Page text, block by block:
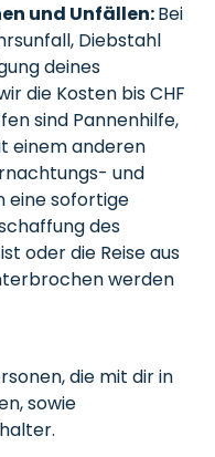
und Unfällen:Bei
Diebstahl
deines
die Kosten bis CHF
sind Pannenhilfe,
einem anderen
und
eine sofortige
des
oder die Reise aus
werden
die mit dir in
sowie